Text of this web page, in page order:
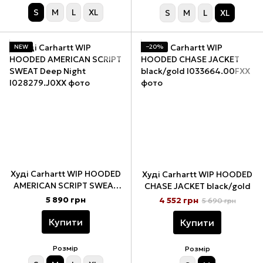
S M L XL S M L XL
NEW
Худі Carhartt WIP HOODED
AMERICAN SCRIPT SWEAT
Deep Night
5 890 грн
Купити
Розмір
−20%
Худі Carhartt WIP HOODED
CHASE JACKET black/gold
4 552 грн 5 690 грн
Купити
Розмір